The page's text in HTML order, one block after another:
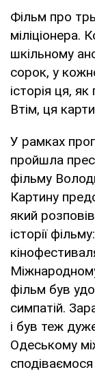
Фільм про
міліціонера.
шкільному
сорок, у
історія ця,
Втім, ця
У рамках
пройшла
фільму
Картину
який
історії
фільм був
симпатій.
і був теж
Одеському